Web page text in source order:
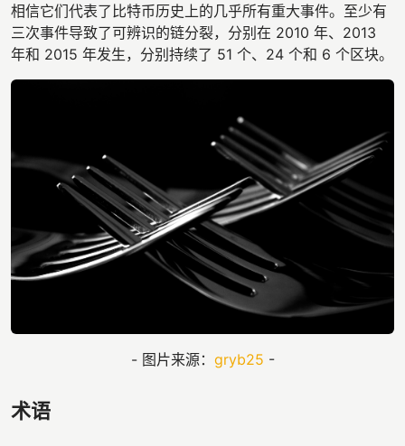
相信它们代表了比特币历史上的几乎所有重大事件。至少有
三次事件导致了可辨识的链分裂，分别在 2010 年、2013
年和 2015 年发生，分别持续了 51 个、24 个和 6 个区块。
- 图片来源： gryb25 -
术语